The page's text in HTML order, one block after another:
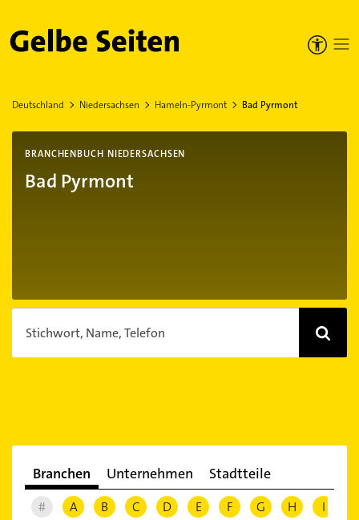
Gelbe Seiten
Deutschland Niedersachsen Hameln-Pyrmont Bad Pyrmont
BRANCHENBUCH NIEDERSACHSEN
Bad Pyrmont
Stichwort, Name, Telefon
Branchen Unternehmen Stadtteile
# A B C D E F G H I